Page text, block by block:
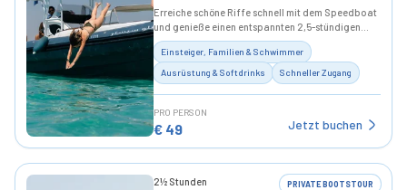
Erreiche schöne Riffe schnell mit dem Speedboat
und genieße einen entspannten 2,5-stündigen
Schnorcheltrip.
Einsteiger, Familien & Schwimmer
Ausrüstung & Softdrinks
Schneller Zugang
PRO PERSON
€ 49 Jetzt buchen
2½ Stunden PRIVATE BOOTSTOUR